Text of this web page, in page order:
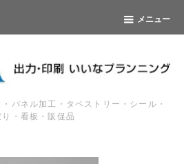
メニュー
パネル加工・タペストリー・シール・
り・看板・販促品